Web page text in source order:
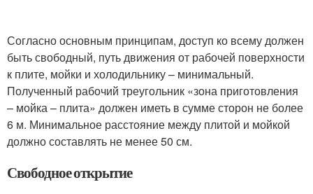
Согласно основным принципам, доступ ко всему должен
быть свободный, путь движения от рабочей поверхности
к плите, мойки и холодильнику – минимальный.
Полученный рабочий треугольник «зона приготовления
– мойка – плита» должен иметь в сумме сторон не более
6 м. Минимальное расстояние между плитой и мойкой
должно составлять не менее 50 см.
Свободное открытие